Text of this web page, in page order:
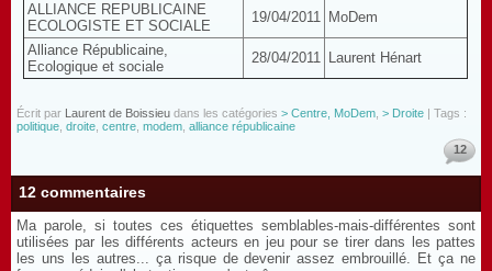
ALLIANCE REPUBLICAINE
ECOLOGISTE ET SOCIALE
19/04/2011 MoDem
Alliance Républicaine,
Ecologique et sociale
28/04/2011 Laurent Hénart
Écrit par Laurent de Boissieu dans les catégories > Centre, MoDem > Droite | Tags :
politique droite centre modem alliance républicaine
12
12 commentaires
Ma parole, si toutes ces étiquettes semblables-mais-différentes sont
utilisées par les différents acteurs en jeu pour se tirer dans les pattes
les uns les autres... ça risque de devenir assez embrouillé. Et ça ne